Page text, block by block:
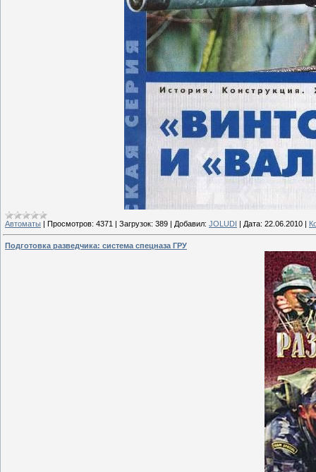
Автоматы Просмотров: 4371 Загрузок: 389 Добавил: JOLUDI Дата: 22.06.2010
Подготовка разведчика: система спецназа ГРУ